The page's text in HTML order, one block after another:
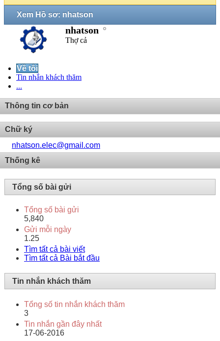
Xem Hồ sơ: nhatson
nhatson
Thợ cả
Về tôi
Tin nhắn khách thăm
...
Thông tin cơ bản
Chữ ký
nhatson.elec@gmail.com
Thống kê
Tổng số bài gửi
Tổng số bài gửi
5,840
Gửi mỗi ngày
1.25
Tìm tất cả bài viết
Tìm tất cả Bài bắt đầu
Tin nhắn khách thăm
Tổng số tin nhắn khách thăm
3
Tin nhắn gần đây nhất
17-06-2016